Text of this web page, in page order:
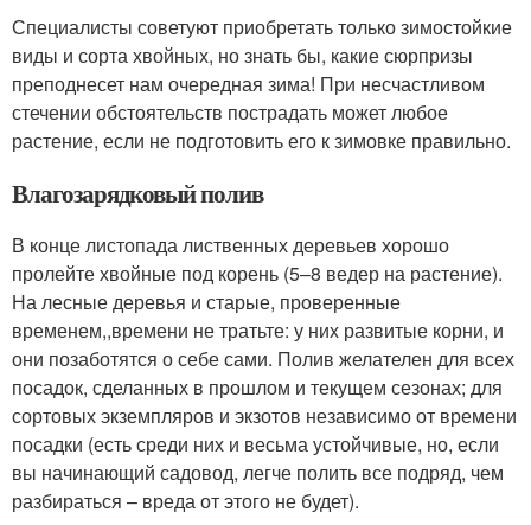
Специалисты советуют приобретать только зимостойкие
виды и сорта хвойных, но знать бы, какие сюрпризы
преподнесет нам очередная зима! При несчастливом
стечении обстоятельств пострадать может любое
растение, если не подготовить его к зимовке правильно.
Влагозарядковый полив
В конце листопада лиственных деревьев хорошо
пролейте хвойные под корень (5–8 ведер на растение).
На лесные деревья и старые, проверенные
временем,,времени не тратьте: у них развитые корни, и
они позаботятся о себе сами. Полив желателен для всех
посадок, сделанных в прошлом и текущем сезонах; для
сортовых экземпляров и экзотов независимо от времени
посадки (есть среди них и весьма устойчивые, но, если
вы начинающий садовод, легче полить все подряд, чем
разбираться – вреда от этого не будет).